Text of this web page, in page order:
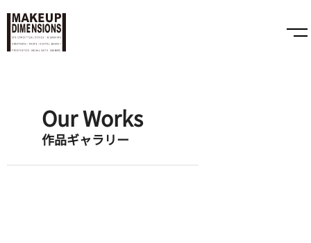
Our Works
作品ギャラリー